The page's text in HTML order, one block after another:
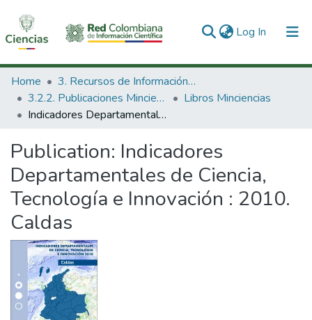
Log In (current)
Communities & Collections
All of DSpace
Home
3. Recursos de Información Científica y Tecnológica
3.2.2. Publicaciones Minciencias
Libros Minciencias
Indicadores Departamentales de Ciencia, Tecnología e Innovación : 2010. Caldas
Publication: Indicadores
Departamentales de Ciencia,
Tecnología e Innovación : 2010.
Caldas